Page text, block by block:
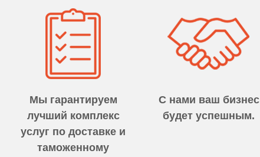
Мы гарантируем
лучший комплекс
услуг по доставке и
таможенному
С нами ваш бизнес
будет успешным.